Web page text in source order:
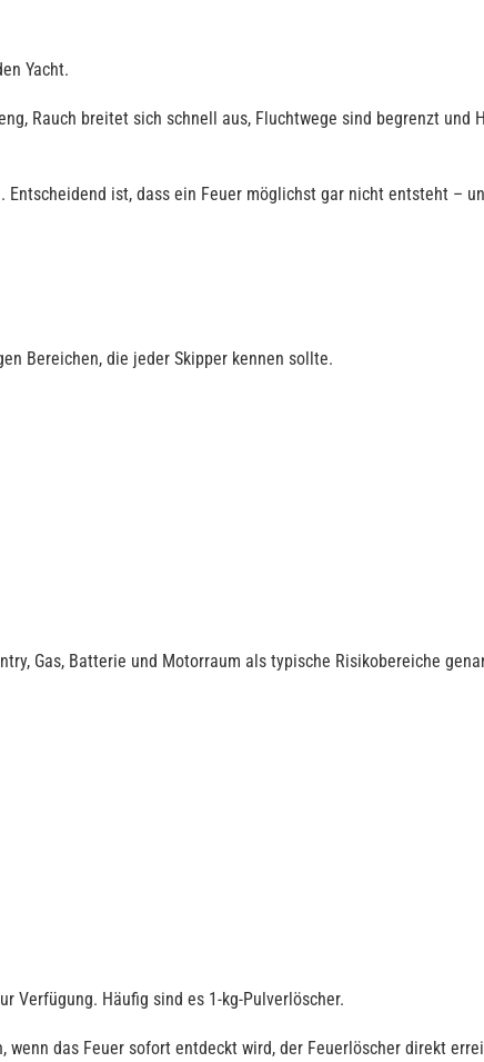
Yacht.
Rauch breitet sich schnell aus, Fluchtwege sind begrenzt
ist, dass ein Feuer möglichst gar nicht entsteht –
Bereichen, die jeder Skipper kennen sollte.
Gas, Batterie und Motorraum als typische Risikobereiche
Verfügung. Häufig sind es 1-kg-Pulverlöscher.
das Feuer sofort entdeckt wird, der Feuerlöscher direkt